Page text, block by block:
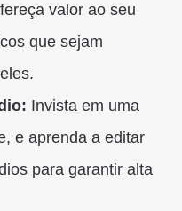
valor ao seu
que sejam
Invista em uma
e aprenda a editar
para garantir alta